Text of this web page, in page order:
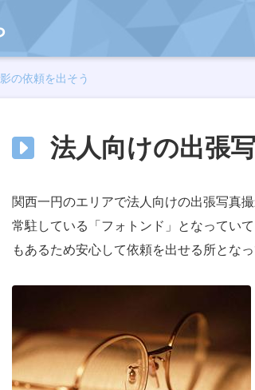
の依頼を出そう
法人向けの出張
関西一円のエリアで法人向けの出張写真
常駐している「フォトンド」となってい
もあるため安心して依頼を出せる所となっ